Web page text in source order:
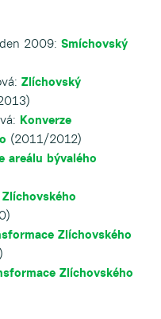
2009: Smíchovský
Zlíchovský
Konverze
(2011/2012)
areálu bývalého
Zlíchovského
Zlíchovského